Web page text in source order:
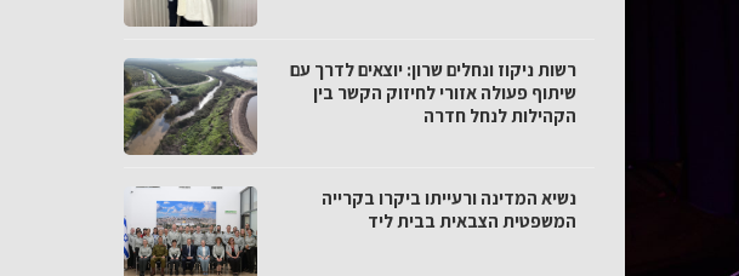
רשות ניקוז ונחלים שרון: יוצאים לדרך עם
שיתוף פעולה אזורי לחיזוק הקשר בין
הקהילות לנחל חדרה
נשיא המדינה ורעייתו ביקרו בקרייה
המשפטית הצבאית בבית ליד